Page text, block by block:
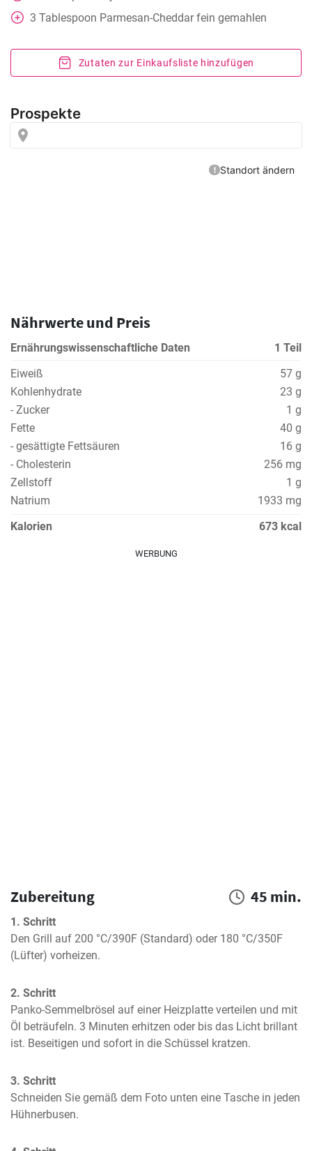
3 Tablespoon Parmesan-Cheddar fein gemahlen
Zutaten zur Einkaufsliste hinzufügen
Nährwerte und Preis
Ernährungswissenschaftliche Daten
1 Teil
Eiweiß
57 g
Kohlenhydrate
23 g
- Zucker
1 g
Fette
40 g
- gesättigte Fettsäuren
16 g
- Cholesterin
256 mg
Zellstoff
1 g
Natrium
1933 mg
Kalorien
673 kcal
WERBUNG
Zubereitung 45 min.
1. Schritt
Den Grill auf 200 °C/390F (Standard) oder 180 °C/350F
(Lüfter) vorheizen.
2. Schritt
Panko-Semmelbrösel auf einer Heizplatte verteilen und mit
Öl beträufeln. 3 Minuten erhitzen oder bis das Licht brillant
ist. Beseitigen und sofort in die Schüssel kratzen.
3. Schritt
Schneiden Sie gemäß dem Foto unten eine Tasche in jeden
Hühnerbusen.